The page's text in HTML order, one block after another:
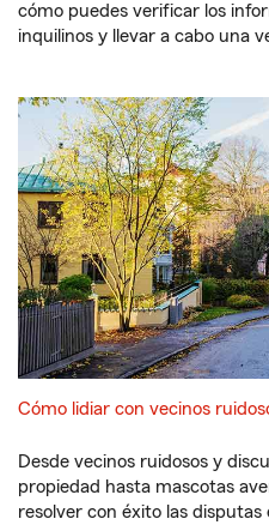
cómo puedes verificar los
inquilinos y llevar a cabo una
Cómo lidiar con vecinos
Desde vecinos ruidosos y
propiedad hasta mascotas
resolver con éxito las disputas